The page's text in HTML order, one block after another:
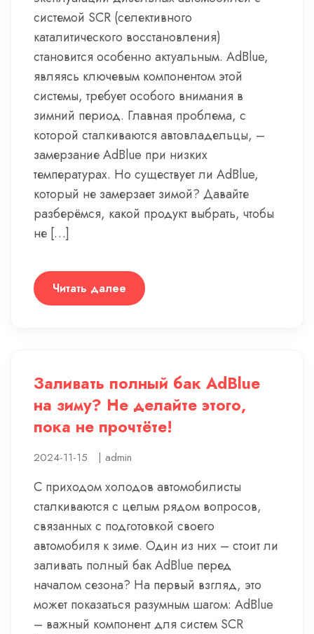
системой SCR (селективного
каталитического восстановления)
становится особенно актуальным. AdBlue,
являясь ключевым компонентом этой
системы, требует особого внимания в
зимний период. Главная проблема, с
которой сталкиваются автовладельцы, –
замерзание AdBlue при низких
температурах. Но существует ли AdBlue,
который не замерзает зимой? Давайте
разберёмся, какой продукт выбрать, чтобы
не […]
Читать далее
Заливать полный бак AdBlue
на зиму? Не делайте этого,
пока не прочтёте!
2024-11-15 | admin
С приходом холодов автомобилисты
сталкиваются с целым рядом вопросов,
связанных с подготовкой своего
автомобиля к зиме. Один из них – стоит ли
заливать полный бак AdBlue перед
началом сезона? На первый взгляд, это
может показаться разумным шагом: AdBlue
– важный компонент для систем SCR